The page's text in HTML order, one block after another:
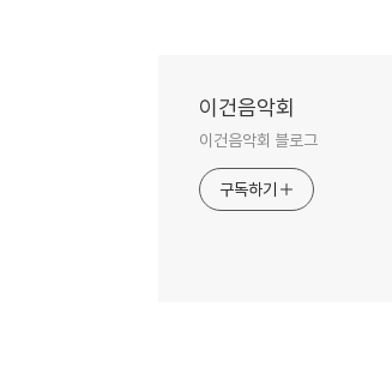
이건음악회
이건음악회 블로그
구독하기